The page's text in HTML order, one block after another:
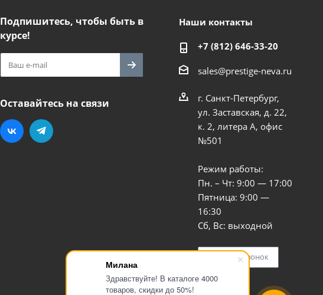
Милана
Здравствуйте! В каталоге 4000
товаров, скидки до 50%!
Подпишитесь, чтобы быть в
курсе!
Оставайтесь на связи
Наши контакты
+7 (812) 646-33-20
sales@prestige-neva.ru
г. Санкт-Петербург,
ул. Заставская, д. 22,
к. 2, литера А, офис
№501
Режим работы:
Пн. – Чт: 9:00 — 17:00
Пятница: 9:00 —
16:30
Сб, Вс: выходной
Заказать звонок